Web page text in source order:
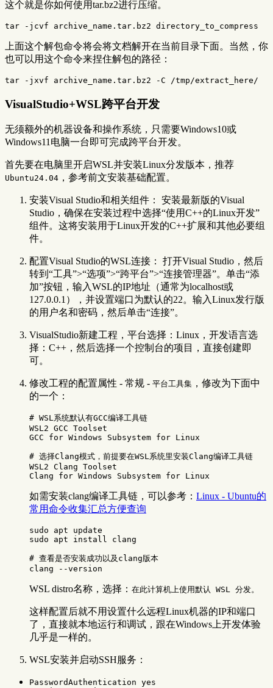
这个就是你如何使用tar.bz2进行压缩。
tar -jcvf
上面这个解包命令将会将文档解开在当前目录下面。当然，你
也可以用这个命令来捏住解包的路径：
tar -jxvf archive_name.tar.bz2 -C
VisualStudio+WSL跨平台开发
无须额外的机器设备和操作系统，只需要Windows10或
Windows11电脑一台即可完成跨平台开发。
首先要在电脑里开启WSL并安装Linux分发版本，推荐
Ubuntu24.04 ，参考前文安装基础配置。
安装Visual Studio和相关组件： 安装最新版的Visual
Studio，确保在安装过程中选择“使用C++的Linux开发”
组件。这将安装用于Linux开发的C++扩展和其他必要组
件。
配置Visual Studio的WSL连接： 打开Visual Studio，然后
转到“工具”>“选项”>“跨平台”>“连接管理器”。单击“添
加”按钮，输入WSL的IP地址（通常为localhost或
127.0.0.1），并设置端口为默认的22。输入Linux发行版
的用户名和密码，然后单击“连接”。
VisualStudio新建工程，平台选择：Linux，开发语言选
择：C++，然后选择一个控制台的项目，直接创建即
可。
修改工程的配置属性 - 常规 - 平台工具集 ，修改为下面中
的一个：
# WSL系统默认有GCC编译工具链
WSL2 GCC Toolset
GCC for Windows Subsystem for Linux
# 选择Clang模式，前提要在WSL系统里安装Clang编译工具链
WSL2 Clang Toolset
Clang for Windows Subsystem for
如需安装clang编译工具链，可以参考： Linux - Ubuntu的
常用命令收集汇总方便查询
sudo
sudo apt install clang
# 查看是否安装成功以及clang版本
clang
--version
WSL distro名称，选择： 在此计算机上使用默认 WSL 分发。
这样配置后就不用设置什么远程Linux机器的IP和端口
了，直接就本地运行和调试，跟在Windows上开发体验
几乎是一样的。
WSL安装并启动SSH服务：
PasswordAuthentication